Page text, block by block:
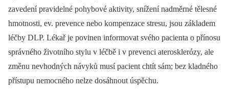
zavedení pravidelné pohybové aktivity, snížení nadměrné tělesné
hmotnosti, ev. prevence nebo kompenzace stresu, jsou základem
léčby DLP. Lékař je povinen informovat svého pacienta o přínosu
správného životního stylu v léčbě i v prevenci aterosklerózy, ale
změnu nevhodných návyků musí pacient chtít sám; bez kladného
přístupu nemocného nelze dosáhnout úspěchu.